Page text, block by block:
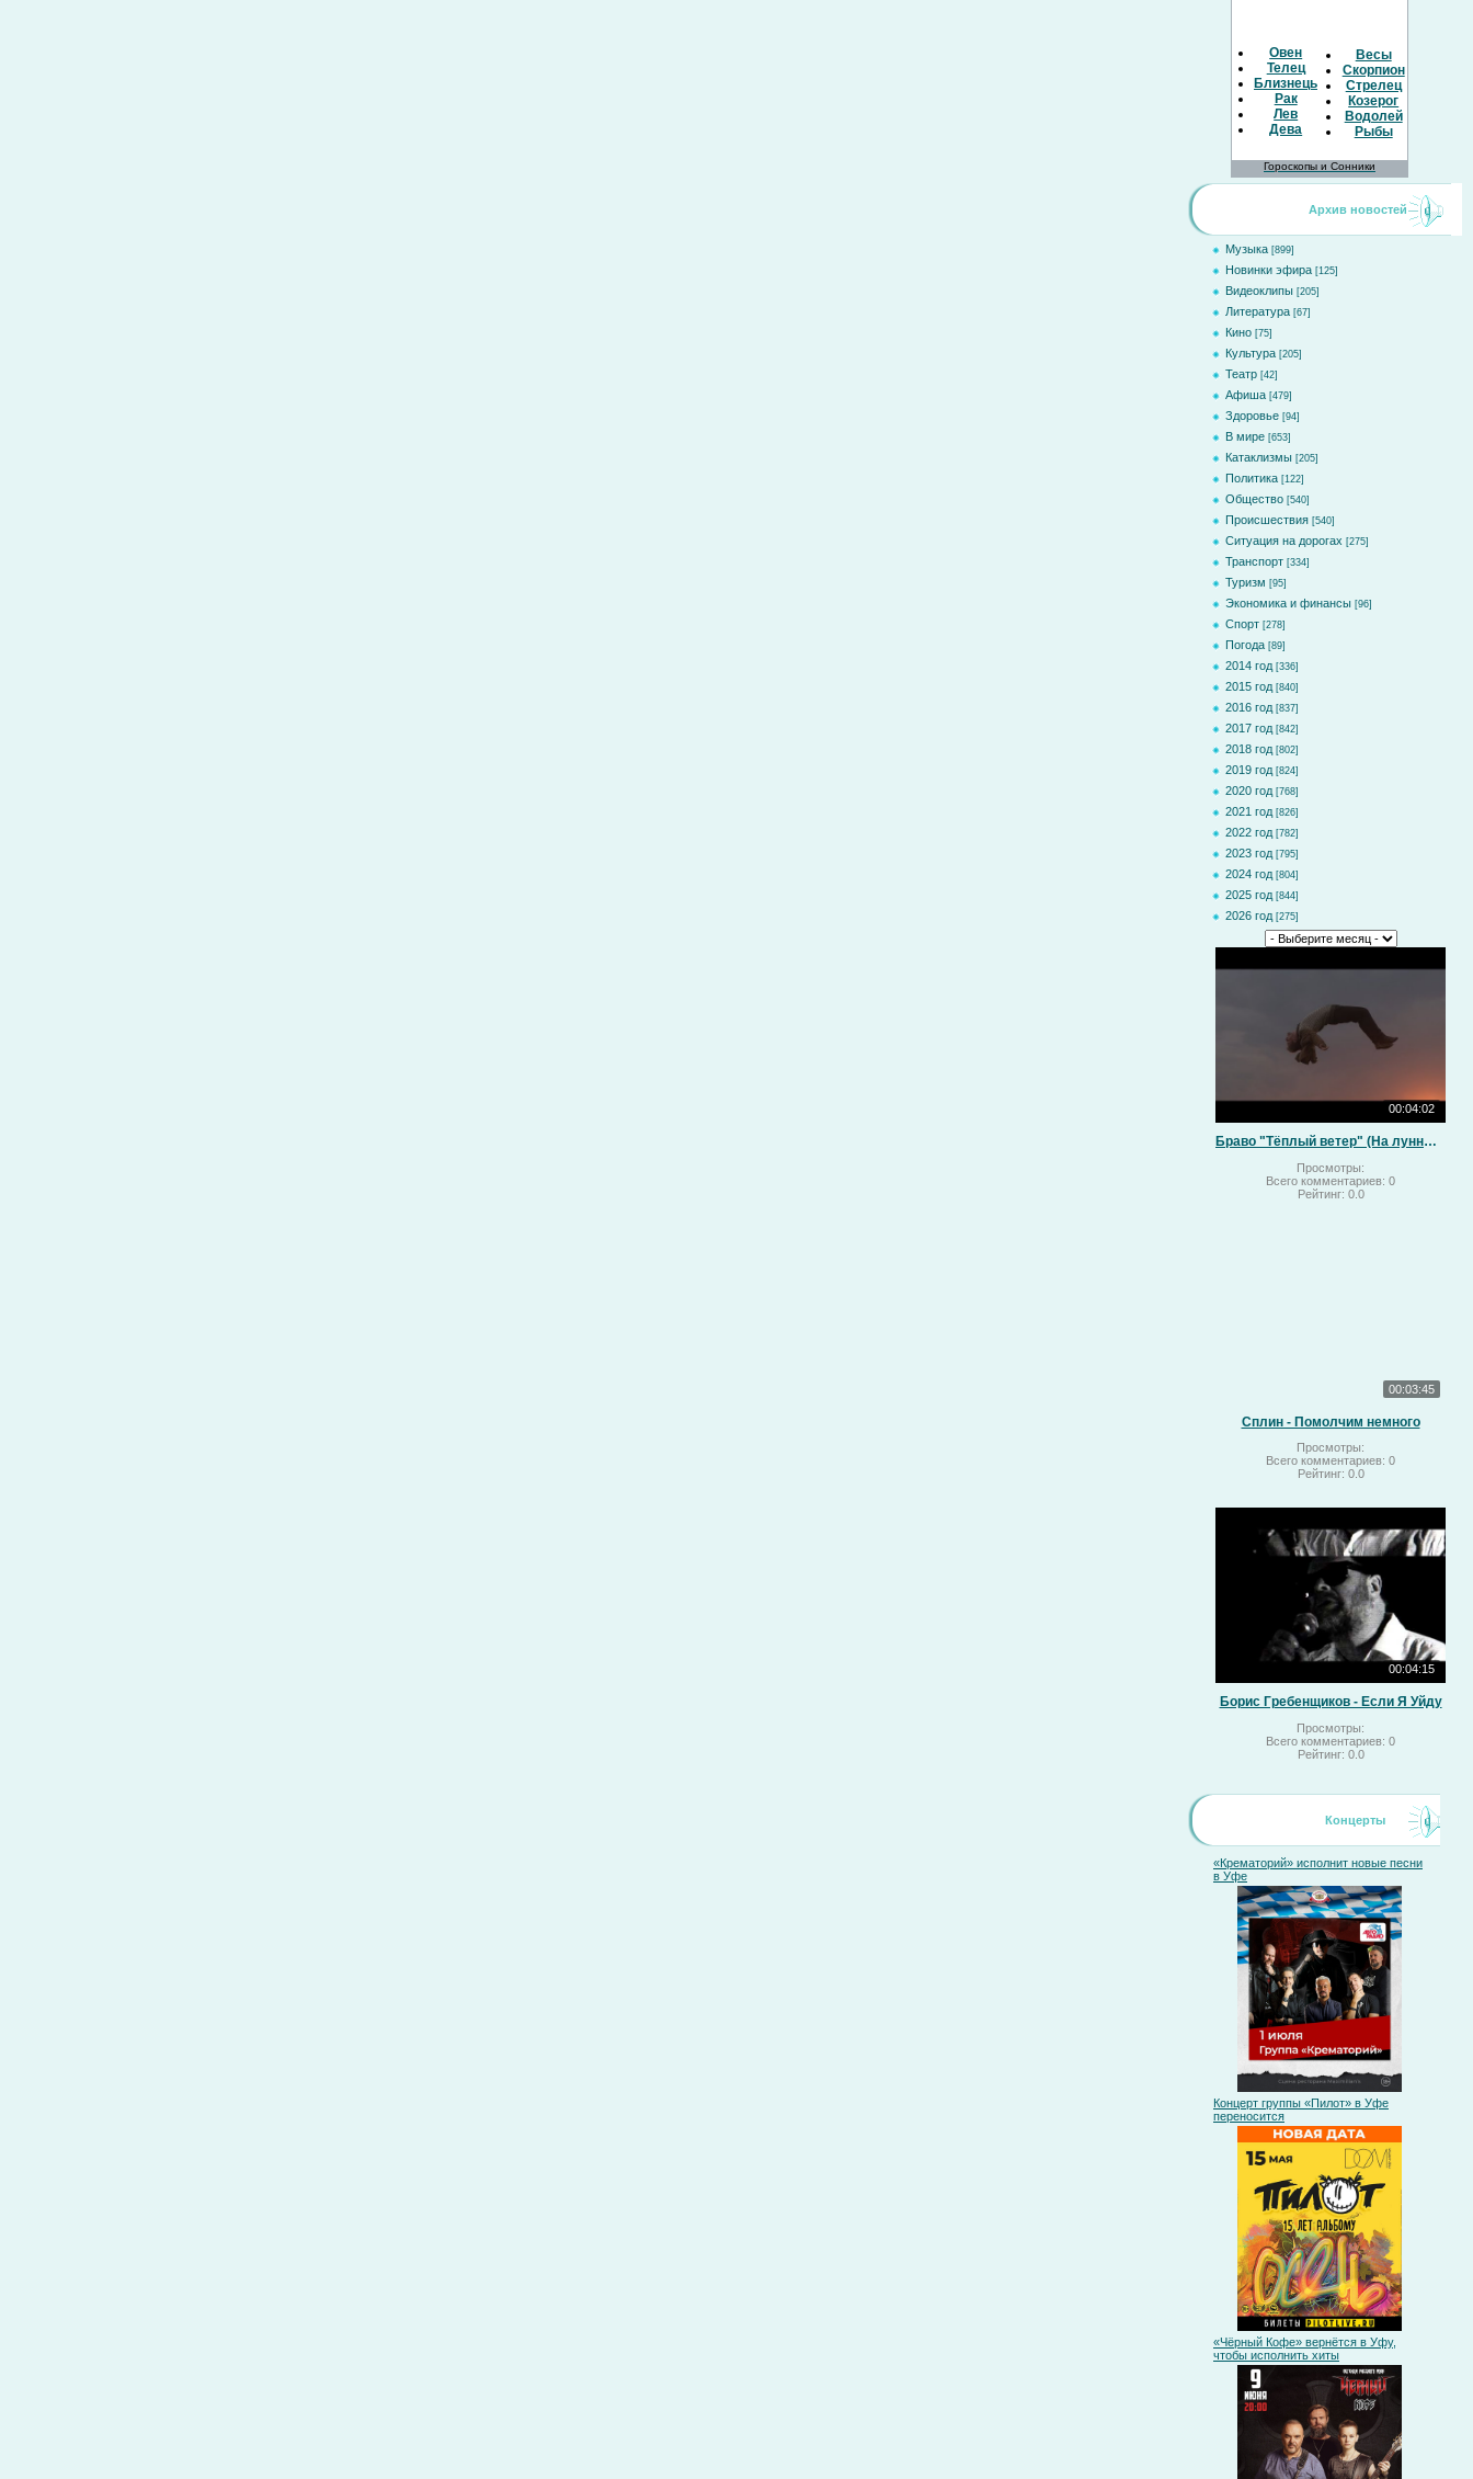
Овен
Телец
Близнецы
Рак
Лев
Дева
Весы
Скорпион
Стрелец
Козерог
Водолей
Рыбы
Гороскопы и Сонники
Архив новостей
Музыка [899]
Новинки эфира [125]
Видеоклипы [205]
Литература [67]
Кино [75]
Культура [205]
Театр [42]
Афиша [479]
Здоровье [94]
В мире [653]
Катаклизмы [205]
Политика [122]
Общество [540]
Происшествия [540]
Ситуация на дорогах [275]
Транспорт [334]
Туризм [95]
Экономика и финансы [96]
Спорт [278]
Погода [89]
2014 год [336]
2015 год [840]
2016 год [837]
2017 год [842]
2018 год [802]
2019 год [824]
2020 год [768]
2021 год [826]
2022 год [782]
2023 год [795]
2024 год [804]
2025 год [844]
2026 год [275]
00:04:02
Браво "Тёплый ветер" (На лунный свет)
Просмотры:
Всего комментариев: 0
Рейтинг: 0.0
00:03:45
Сплин - Помолчим немного
Просмотры:
Всего комментариев: 0
Рейтинг: 0.0
00:04:15
Борис Гребенщиков - Если Я Уйду
Просмотры:
Всего комментариев: 0
Рейтинг: 0.0
Концерты
«Крематорий» исполнит новые песни
в Уфе
Концерт группы «Пилот» в Уфе
переносится
«Чёрный Кофе» вернётся в Уфу,
чтобы исполнить хиты